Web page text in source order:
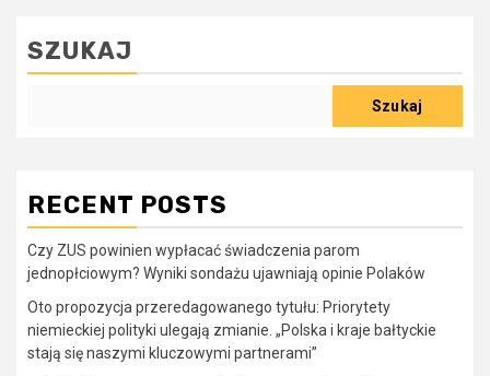
SZUKAJ
Szukaj
RECENT POSTS
Czy ZUS powinien wypłacać świadczenia parom
jednopłciowym? Wyniki sondażu ujawniają opinie Polaków
Oto propozycja przeredagowanego tytułu: Priorytety
niemieckiej polityki ulegają zmianie. „Polska i kraje bałtyckie
stają się naszymi kluczowymi partnerami”